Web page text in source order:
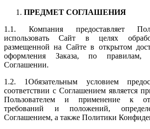
ПРЕДМЕТ СОГЛАШЕНИЯ
1.1. Компания предоставляет
использовать Сайт в целях
размещенной на Сайте в открытом
оформления Заказа, по правилам,
Соглашении.
1.2. 1Обязательным условием
соответствии с Соглашением является
Пользователем и применение к
требований и положений,
Соглашением, а также Политики